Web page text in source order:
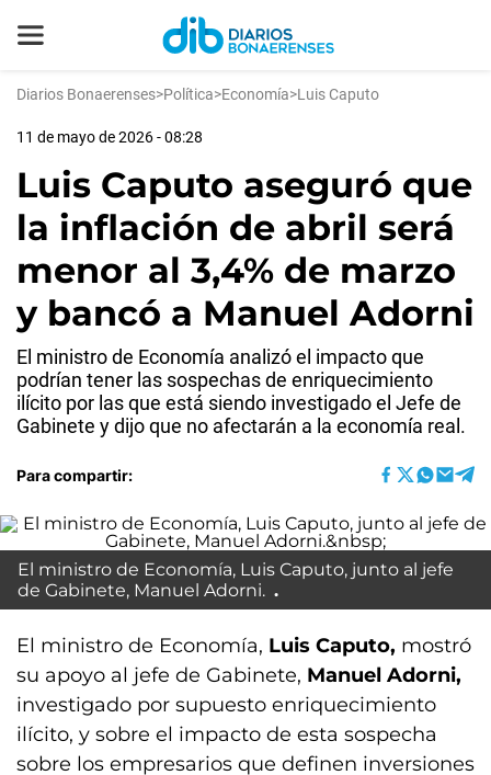
Diarios Bonaerenses>Política>Economía>Luis Caputo
11 de mayo de 2026 - 08:28
Luis Caputo aseguró que
la inflación de abril será
menor al 3,4% de marzo
y bancó a Manuel Adorni
El ministro de Economía analizó el impacto que
podrían tener las sospechas de enriquecimiento
ilícito por las que está siendo investigado el Jefe de
Gabinete y dijo que no afectarán a la economía real.
Para compartir:
El ministro de Economía, Luis Caputo, junto al jefe
de Gabinete, Manuel Adorni.
El ministro de Economía, Luis Caputo, mostró
su apoyo al jefe de Gabinete, Manuel Adorni,
investigado por supuesto enriquecimiento
ilícito, y sobre el impacto de esta sospecha
sobre los empresarios que definen inversiones